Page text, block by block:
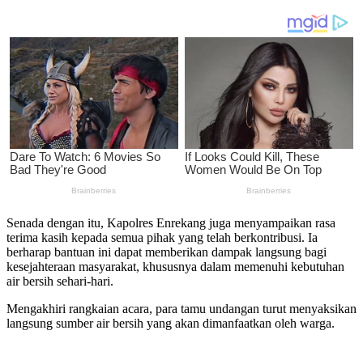
Senada dengan itu, Kapolres Enrekang juga menyampaikan rasa
terima kasih kepada semua pihak yang telah berkontribusi. Ia
berharap bantuan ini dapat memberikan dampak langsung bagi
kesejahteraan masyarakat, khususnya dalam memenuhi kebutuhan
air bersih sehari-hari.
Mengakhiri rangkaian acara, para tamu undangan turut menyaksikan
langsung sumber air bersih yang akan dimanfaatkan oleh warga.